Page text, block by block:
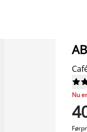


Nu